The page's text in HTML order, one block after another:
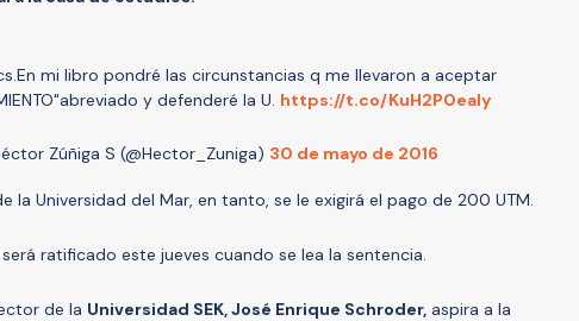
mi libro pondré las circunstancias q me llevaron a aceptar
y defenderé la U. https://t.co/KuH2P0ealy
Zúñiga S (@Hector_Zuniga) 30 de mayo de 2016
la Universidad del Mar, en tanto, se le exigirá el pago de 200 UTM.
ratificado este jueves cuando se lea la sentencia.
de la Universidad SEK, José Enrique Schroder, aspira a la